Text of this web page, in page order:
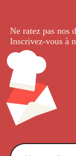
Ne ratez pas nos
Inscrivez-vous à